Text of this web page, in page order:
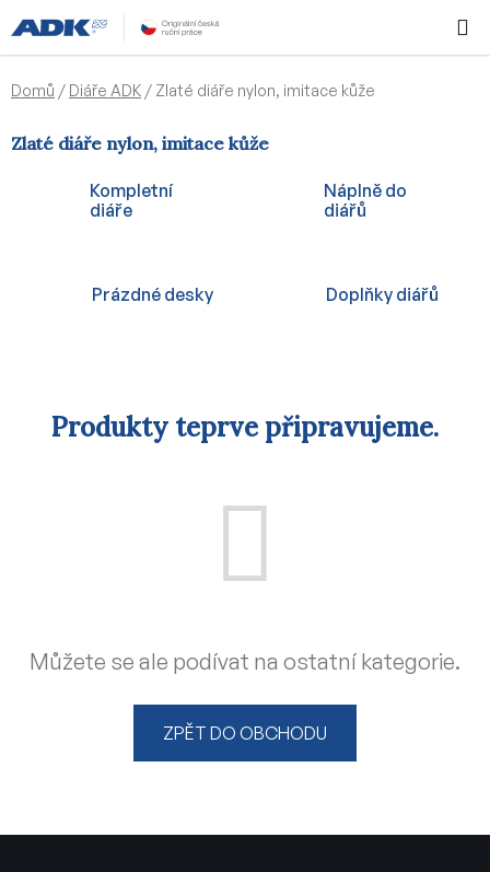
na
obsah
KOŠÍK
Domů / Diáře ADK / Zlaté diáře nylon, imitace kůže
Zlaté diáře nylon, imitace kůže
Kompletní
diáře
Náplně do
diářů
Prázdné desky Doplňky diářů
Produkty teprve připravujeme.
Můžete se ale podívat na ostatní kategorie.
ZPĚT DO OBCHODU